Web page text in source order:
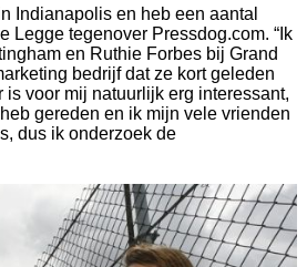
Indianapolis en heb een aantal
Legge tegenover Pressdog.com. “Ik
en Ruthie Forbes bij Grand
bedrijf dat ze kort geleden
voor mij natuurlijk erg interessant,
gereden en ik mijn vele vrienden
dus ik onderzoek de